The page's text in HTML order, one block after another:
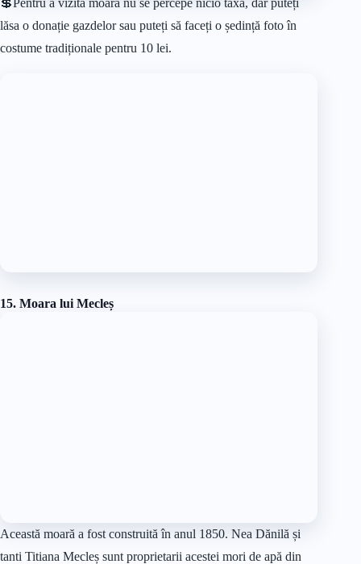
satul maramureșean Săcel.
Atracții turistice în Baia Mare
cauza repetatelor trăsnete și incendii și care a fost dărâmată în